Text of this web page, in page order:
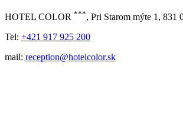
HOTEL COLOR ***, Pri Starom mýte 1, 831
Tel: +421 917 925 200
mail: reception@hotelcolor.sk